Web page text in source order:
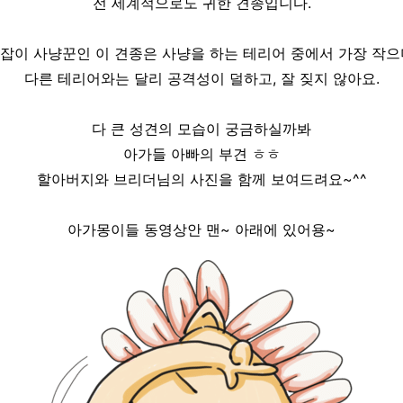
이 사냥꾼인 이 견종은 사냥을 하는 테리어 중에서 가장 작으
다른 테리어와는 달리 공격성이 덜하고, 잘 짖지 않아요.
다 큰 성견의 모습이 궁금하실까봐
아가들 아빠의 부견 ㅎㅎ
할아버지와 브리더님의 사진을 함께 보여드려요~^^
아가몽이들 동영상안 맨~ 아래에 있어용~